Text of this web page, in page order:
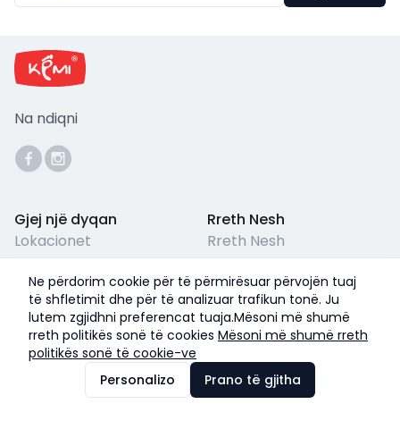
Na ndiqni
Gjej një dyqan
Lokacionet
Rreth Nesh
Rreth Nesh
Përkujdesja për Klientët
Pyetjet e Shpeshta
Kushtet ligjore
Termet & Kushtet
Politika e Privatësisë
©2026
Kemi Shoes
Me ❤️ nga
Ne përdorim cookie për të përmirësuar përvojën tuaj
të shfletimit dhe për të analizuar trafikun tonë. Ju
lutem zgjidhni preferencat tuaja.Mësoni më shumë
rreth politikës sonë të cookies Mësoni më shumë rreth
politikës sonë të cookie-ve
Personalizo
Prano të gjitha